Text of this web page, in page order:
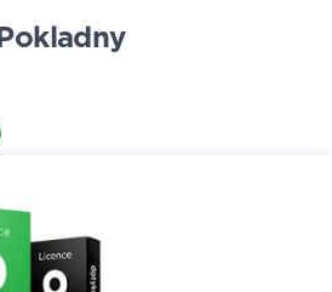
Pokladny